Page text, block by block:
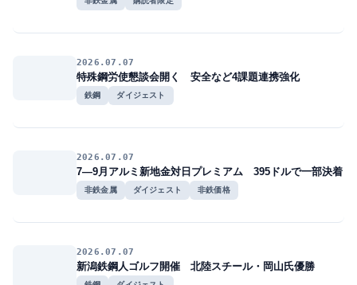
2026.07.07
特殊鋼労使懇談会開く 安全など4課題連携強化
鉄鋼 ダイジェスト
2026.07.07
7―9月アルミ新地金対日プレミアム 395ドルで一部決着
非鉄金属 ダイジェスト 非鉄価格
2026.07.07
新潟鉄鋼人ゴルフ開催 北陸スチール・岡山氏優勝